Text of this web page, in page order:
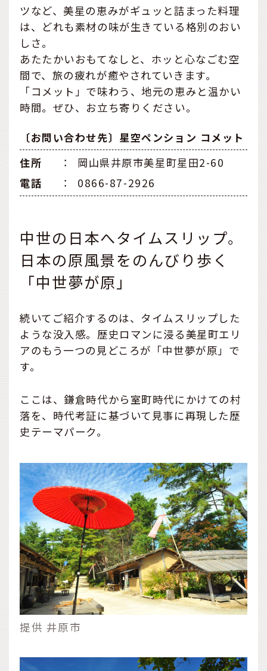
ツなど、美星の恵みがギュッと詰まった料理
は、どれも素材の味が生きている格別のおい
しさ。
あたたかいおもてなしと、ホッと心なごむ空
間で、旅の疲れが癒やされていきます。
「コメット」で味わう、地元の恵みと温かい
時間。ぜひ、お立ち寄りください。
〔お問い合わせ先〕星空ペンション コメット
住所
：
岡山県井原市美星町星田2-60
電話
： 0866-87-2926
中世の日本へタイムスリップ。
日本の原風景をのんびり歩く
「中世夢が原」
続いてご紹介するのは、タイムスリップした
ような没入感。歴史ロマンに浸る美星町エリ
アのもう一つの見どころが「中世夢が原」で
す。
ここは、鎌倉時代から室町時代にかけての村
落を、時代考証に基づいて見事に再現した歴
史テーマパーク。
提供 井原市